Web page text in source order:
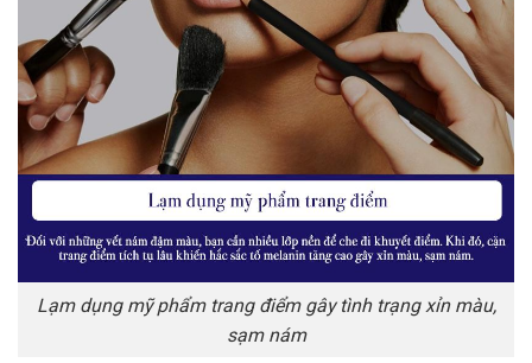
Lạm dụng mỹ phẩm trang điểm gây tình trạng xỉn màu,
sạm nám